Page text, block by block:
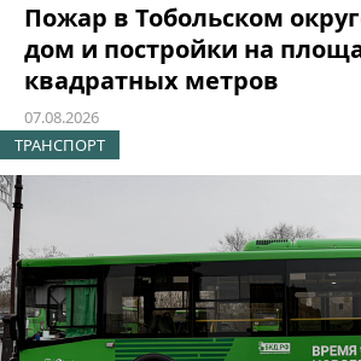
Пожар в Тобольском
дом и постройки на
квадратных метров
07.08.2026
ТРАНСПОРТ